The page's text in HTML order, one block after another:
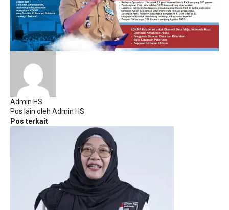
Admin HS
Pos lain oleh Admin HS
Pos terkait